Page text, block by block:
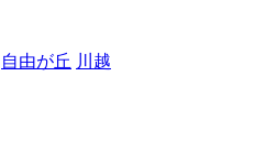
自由が丘 川越